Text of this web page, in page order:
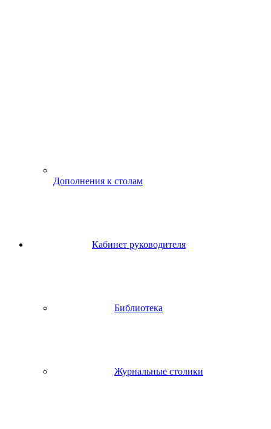
Дополнения к столам
Кабинет руководителя
Библиотека
Журнальные столики